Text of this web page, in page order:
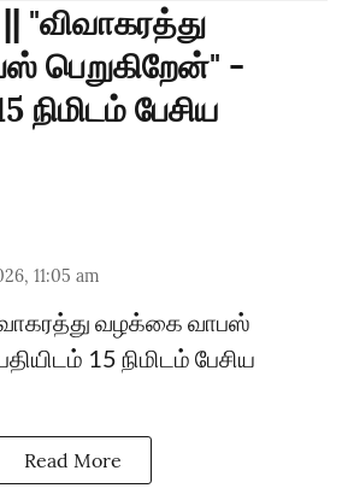
"விவாகரத்து
பெறுகிறேன்" -
நிமிடம் பேசிய
11:05 am
வழக்கை வாபஸ்
15 நிமிடம் பேசிய
Read More